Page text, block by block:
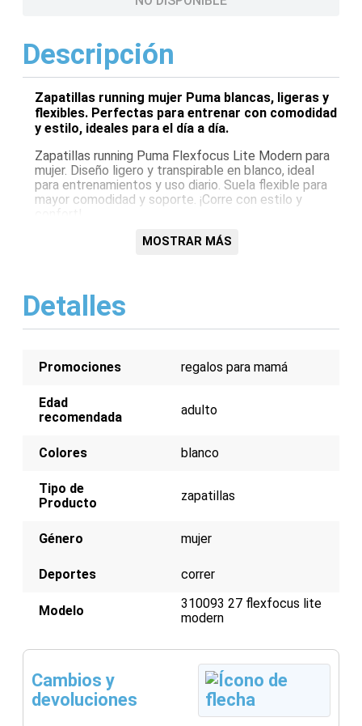
Descripción
Zapatillas running mujer Puma blancas, ligeras y
flexibles. Perfectas para entrenar con comodidad
y estilo, ideales para el día a día.
Zapatillas running Puma Flexfocus Lite Modern para
mujer. Diseño ligero y transpirable en blanco, ideal
para entrenamientos y uso diario. Suela flexible para
mayor comodidad y soporte. ¡Corre con estilo y
Ideal para running y uso diario
Estilo moderno en color blanco
MOSTRAR MÁS
Detalles
Promociones regalos para mamá
Edad
recomendada
adulto
Colores blanco
Tipo de
Producto
zapatillas
Género mujer
Deportes correr
Modelo
310093 27 flexfocus lite
modern
Cambios y
devoluciones